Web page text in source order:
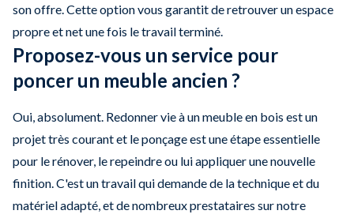
son offre. Cette option vous garantit de retrouver un espace
propre et net une fois le travail terminé.
Proposez-vous un service pour
poncer un meuble ancien ?
Oui, absolument. Redonner vie à un meuble en bois est un
projet très courant et le ponçage est une étape essentielle
pour le rénover, le repeindre ou lui appliquer une nouvelle
finition. C'est un travail qui demande de la technique et du
matériel adapté, et de nombreux prestataires sur notre